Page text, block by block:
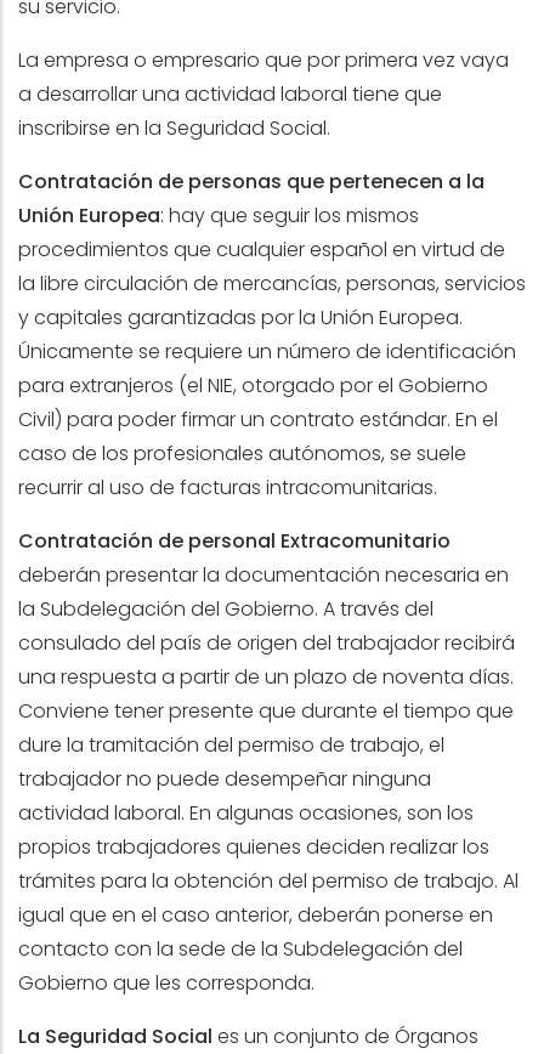
su servicio.
La empresa o empresario que por primera vez vaya
a desarrollar una actividad laboral tiene que
inscribirse en la Seguridad Social.
Contratación de personas que pertenecen a la
Unión Europea: hay que seguir los mismos
procedimientos que cualquier español en virtud de
la libre circulación de mercancías, personas, servicios
y capitales garantizadas por la Unión Europea.
Únicamente se requiere un número de identificación
para extranjeros (el NIE, otorgado por el Gobierno
Civil) para poder firmar un contrato estándar. En el
caso de los profesionales autónomos, se suele
recurrir al uso de facturas intracomunitarias.
Contratación de personal Extracomunitario
deberán presentar la documentación necesaria en
la Subdelegación del Gobierno. A través del
consulado del país de origen del trabajador recibirá
una respuesta a partir de un plazo de noventa días.
Conviene tener presente que durante el tiempo que
dure la tramitación del permiso de trabajo, el
trabajador no puede desempeñar ninguna
actividad laboral. En algunas ocasiones, son los
propios trabajadores quienes deciden realizar los
trámites para la obtención del permiso de trabajo. Al
igual que en el caso anterior, deberán ponerse en
contacto con la sede de la Subdelegación del
Gobierno que les corresponda.
La Seguridad Social es un conjunto de Órganos